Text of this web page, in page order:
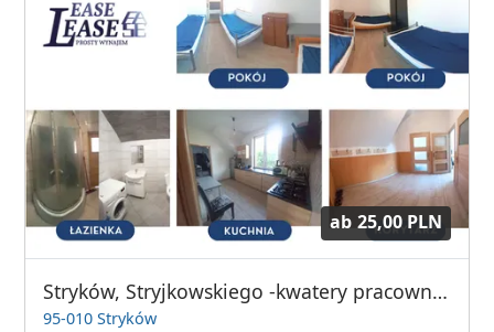
ab 25,00 PLN
Stryków, Stryjkowskiego -kwatery pracownicze
95-010 Stryków